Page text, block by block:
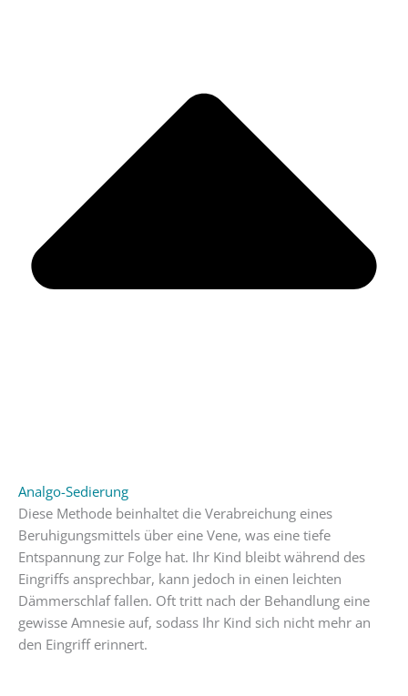
Analgo-Sedierung
Diese Methode beinhaltet die Verabreichung eines
Beruhigungsmittels über eine Vene, was eine tiefe
Entspannung zur Folge hat. Ihr Kind bleibt während des
Eingriffs ansprechbar, kann jedoch in einen leichten
Dämmerschlaf fallen. Oft tritt nach der Behandlung eine
gewisse Amnesie auf, sodass Ihr Kind sich nicht mehr an
den Eingriff erinnert.